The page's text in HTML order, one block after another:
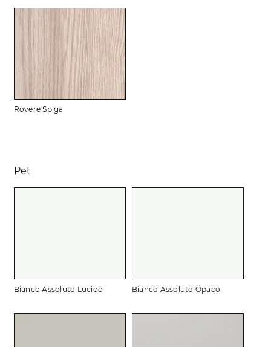
Rovere Spiga
Pet
Bianco Assoluto Lucido Bianco Assoluto Opaco